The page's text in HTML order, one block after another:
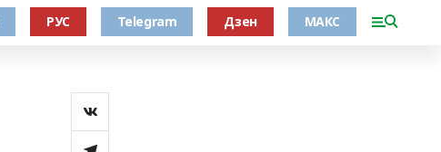
РУС Telegram Дзен МАКС